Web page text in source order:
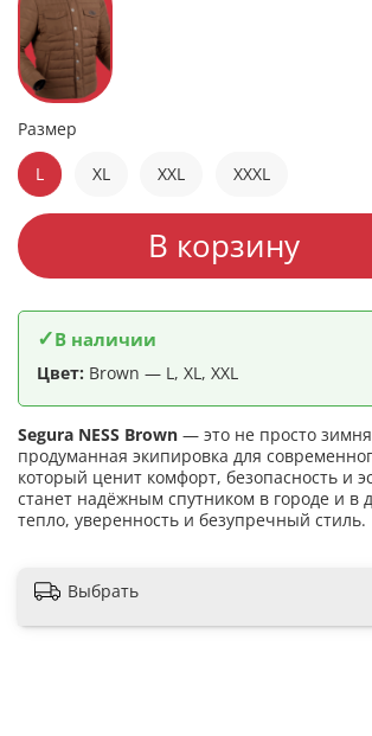
В корзину
Размер
L
XL XXL XXXL
✓В наличии
Цвет: Brown — L, XL, XXL
Segura NESS Brown — это не просто
продуманная экипировка для
который ценит комфорт, безопасность и
станет надёжным спутником в городе и в
тепло, уверенность и безупречный стиль.
Выбрать